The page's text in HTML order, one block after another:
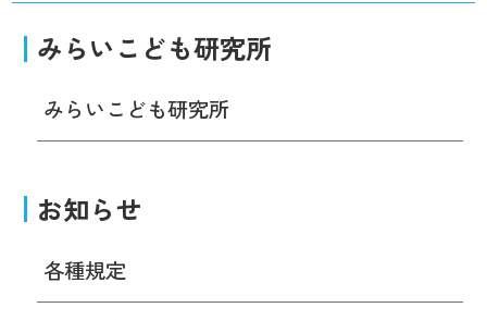
みらいこども研究所
みらいこども研究所
お知らせ
各種規定